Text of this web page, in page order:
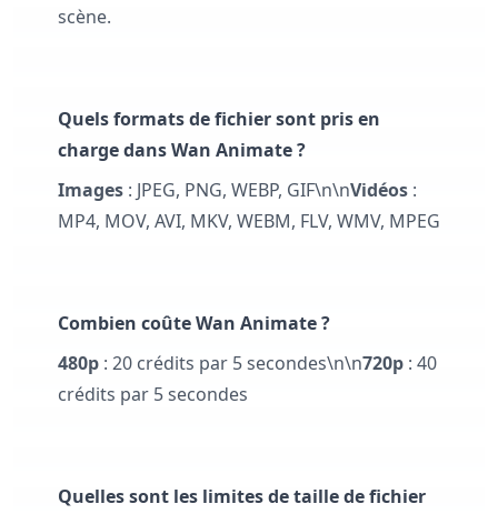
scène.
Quels formats de fichier sont pris en
charge dans Wan Animate ?
Images : JPEG, PNG, WEBP, GIF\n\nVidéos :
MP4, MOV, AVI, MKV, WEBM, FLV, WMV, MPEG
Combien coûte Wan Animate ?
480p : 20 crédits par 5 secondes\n\n720p : 40
crédits par 5 secondes
Quelles sont les limites de taille de fichier